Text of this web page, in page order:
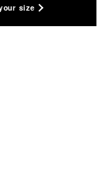
size